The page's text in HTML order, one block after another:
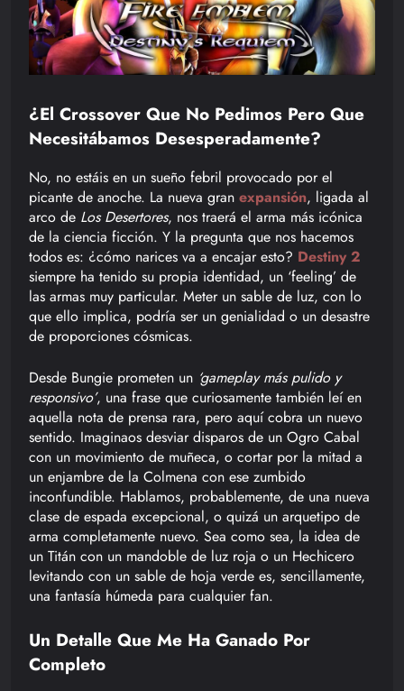
¿El Crossover Que No Pedimos Pero Que
Necesitábamos Desesperadamente?
No, no estáis en un sueño febril provocado por el
picante de anoche. La nueva gran expansión, ligada al
arco de Los Desertores, nos traerá el arma más icónica
de la ciencia ficción. Y la pregunta que nos hacemos
todos es: ¿cómo narices va a encajar esto? Destiny 2
siempre ha tenido su propia identidad, un ‘feeling’ de
las armas muy particular. Meter un sable de luz, con lo
que ello implica, podría ser un genialidad o un desastre
de proporciones cósmicas.
Desde Bungie prometen un ‘gameplay más pulido y
responsivo’, una frase que curiosamente también leí en
aquella nota de prensa rara, pero aquí cobra un nuevo
sentido. Imaginaos desviar disparos de un Ogro Cabal
con un movimiento de muñeca, o cortar por la mitad a
un enjambre de la Colmena con ese zumbido
inconfundible. Hablamos, probablemente, de una nueva
clase de espada excepcional, o quizá un arquetipo de
arma completamente nuevo. Sea como sea, la idea de
un Titán con un mandoble de luz roja o un Hechicero
levitando con un sable de hoja verde es, sencillamente,
una fantasía húmeda para cualquier fan.
Un Detalle Que Me Ha Ganado Por
Completo